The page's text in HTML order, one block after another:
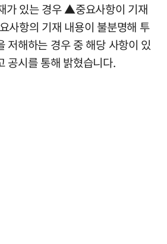
가 있는 경우 ▲중요사항이 기재
사항의 기재 내용이 불분명해 투
저해하는 경우 중 해당 사항이 있
공시를 통해 밝혔습니다.